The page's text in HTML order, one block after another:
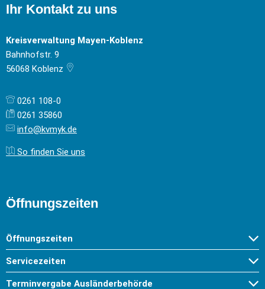
Ihr Kontakt zu uns
Kreisverwaltung Mayen-Koblenz
Bahnhofstr. 9
56068 Koblenz
0261 108-0
0261 35860
info@kvmyk.de
So finden Sie uns
Öffnungszeiten
Öffnungszeiten
Servicezeiten
Terminvergabe Ausländerbehörde